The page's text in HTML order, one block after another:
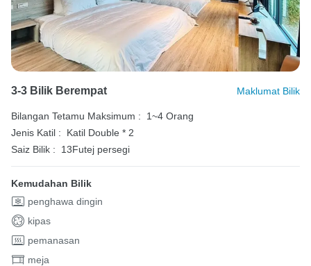
3-3 Bilik Berempat Maklumat Bilik
Bilangan Tetamu Maksimum :
1~4 Orang
Jenis Katil :
Katil Double * 2
Saiz Bilik :
13Futej persegi
Kemudahan Bilik
penghawa dingin
kipas
pemanasan
meja